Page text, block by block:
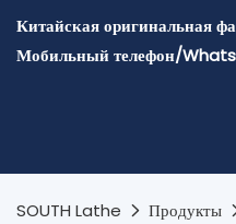
Китайская оригинальная
Мобильный телефон/
SOUTH Lathe Продукты